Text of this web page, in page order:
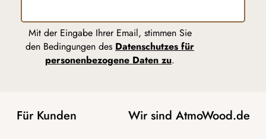
Mit der Eingabe Ihrer Email, stimmen Sie
den Bedingungen des Datenschutzes für
personenbezogene Daten zu.
Für Kunden Wir sind AtmoWood.de